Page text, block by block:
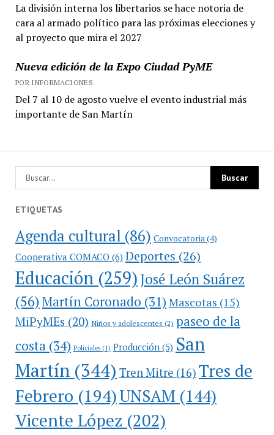
La división interna los libertarios se hace notoria de
cara al armado político para las próximas elecciones y
al proyecto que mira el 2027
Nueva edición de la Expo Ciudad PyME
POR INFORMACIONES
Del 7 al 10 de agosto vuelve el evento industrial más
importante de San Martín
ETIQUETAS
Agenda cultural (86) Convocatoria (4)
Cooperativa COMACO(6) Deportes (26)
Educación(259)José León Suárez
(56)Martín Coronado (31) Mascotas (15)
MiPyMEs (20) Niños y adolescentes (2) paseo de la
costa(34) Policiales(1) Producción(5) San
Martín(344) Tren Mitre (16) Tres de
Febrero (194)UNSAM (144)
Vicente López (202)